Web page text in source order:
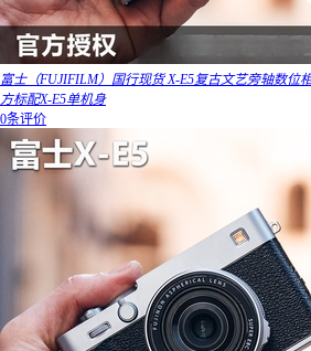
富士（FUJIFILM）国行现货 X-E5复古文艺旁轴数位
方标配X-E5单机身
0条评价